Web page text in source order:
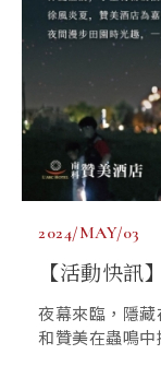
2024/MAY/03
【活動快訊
夜幕來臨，隱藏
和贊美在蟲鳴中